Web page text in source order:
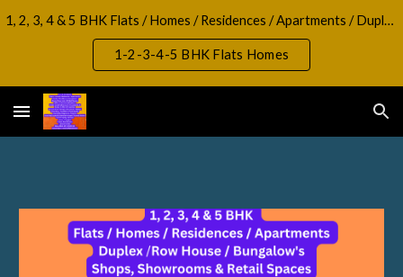
Skip to navigation
1, 2, 3, 4 & 5 BHK Flats / Homes / Residences / Apartments / Duplex / RowHouse / Bungalow, Shops, Showrooms & Retail Spaces Office / Commercial Spaces
1-2-3-4-5 BHK Flats Homes